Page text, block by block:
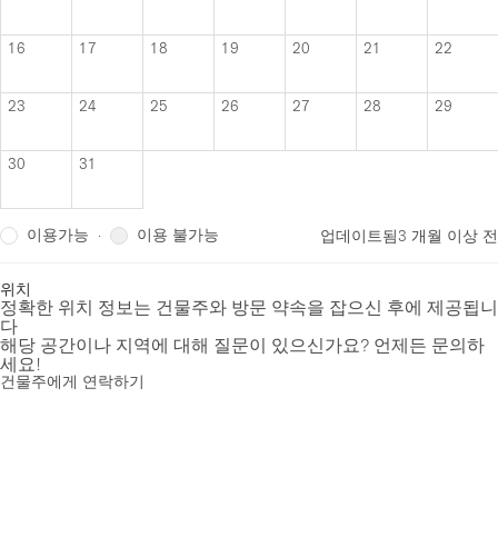
16 17 18 19 20 21 22
23 24 25 26 27 28 29
30 31
이용가능 · 이용 불가능 업데이트됨3 개월 이상 전
위치
정확한 위치 정보는 건물주와 방문 약속을 잡으신 후에 제공됩니
다
해당 공간이나 지역에 대해 질문이 있으신가요? 언제든 문의하
세요!
건물주에게 연락하기